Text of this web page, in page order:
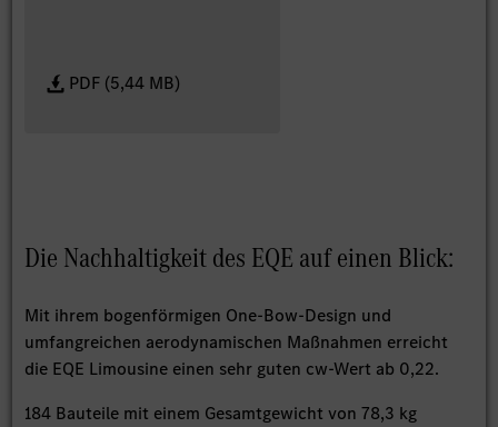
PDF (5,44 MB)
Die Nachhaltigkeit des EQE auf einen Blick:
Mit ihrem bogenförmigen One-Bow-Design und
umfangreichen aerodynamischen Maßnahmen erreicht
die EQE Limousine einen sehr guten cw-Wert ab 0,22.
184 Bauteile mit einem Gesamtgewicht von 78,3 kg